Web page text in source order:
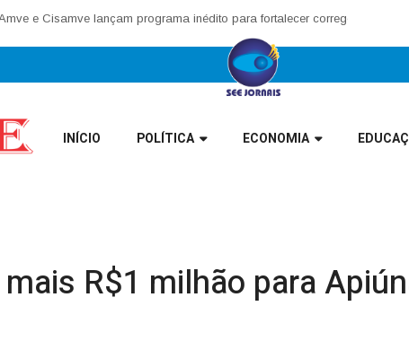
e Cisamve lançam programa inédito para fortalecer corregedorias
INÍCIO POLÍTICA ECONOMIA
R$1 milhão para